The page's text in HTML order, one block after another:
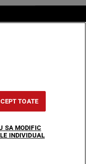
TOATE
SA MODIFIC
INDIVIDUAL